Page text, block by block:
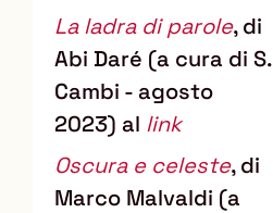
La ladra di parole, di
Abi Daré (a cura di S.
Cambi - agosto
2023) al link
Oscura e celeste, di
Marco Malvaldi (a